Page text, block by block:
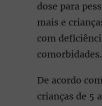
dose para
mais e
com
comorbidades.
De acordo
crianças de 5